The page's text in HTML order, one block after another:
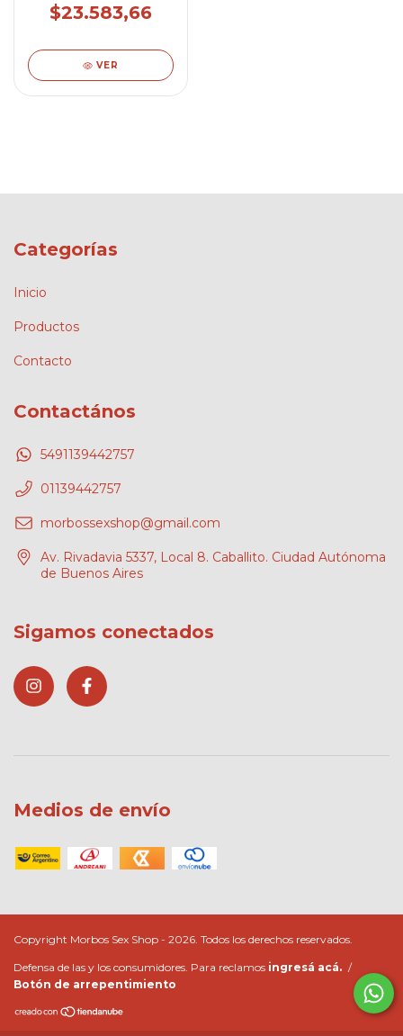
$23.583,66
VER
Categorías
Inicio
Productos
Contacto
Contactános
5491139442757
01139442757
morbossexshop@gmail.com
Av. Rivadavia 5337, Local 8. Caballito. Ciudad Autónoma
de Buenos Aires
Sigamos conectados
Medios de envío
Copyright Morbos Sex Shop - 2026. Todos los derechos reservados.
Defensa de las y los consumidores. Para reclamos ingresá acá. /
Botón de arrepentimiento